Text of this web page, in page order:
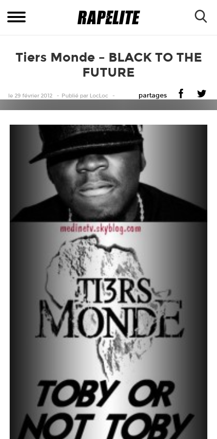
Tiers Monde – BLACK TO THE
FUTURE
le 29 février 2012 Publié par LocLoc partages